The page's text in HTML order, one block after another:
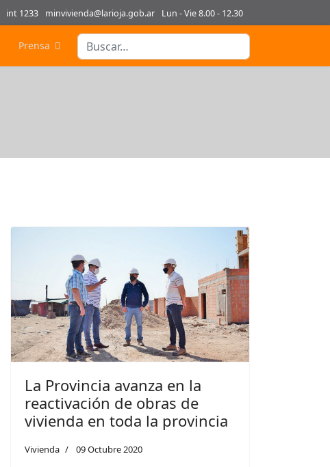
int 1233 minvivienda@larioja.gob.ar Lun - Vie 8.00 - 12.30
Prensa
Buscar
Type 2 or more characters for results.
La Provincia avanza en la
reactivación de obras de
vivienda en toda la provincia
Vivienda 09 Octubre 2020